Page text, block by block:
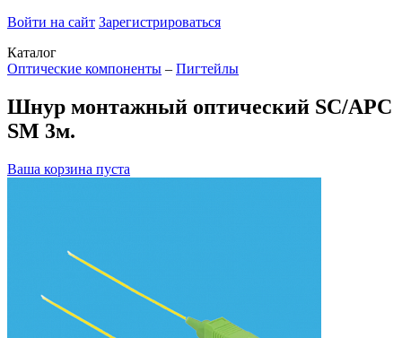
Войти на сайт Зарегистрироваться
Каталог
Оптические компоненты – Пигтейлы
Шнур монтажный оптический SC/APC
SM 3м.
Ваша корзина пуста